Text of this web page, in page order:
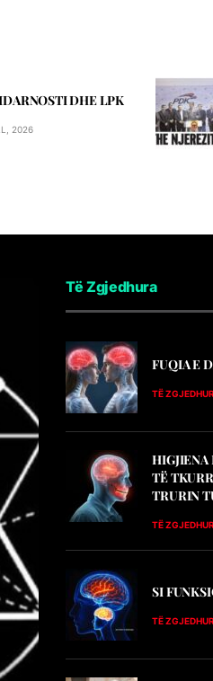
DHE LPK
2026
Të Zgjedhura
FUQIA E
TË
HIGJIENA
TË
TRURIN
TË
SI
TË